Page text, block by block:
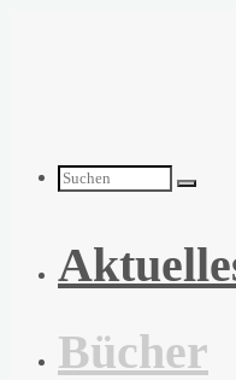
Suchen
nach:
Bücher